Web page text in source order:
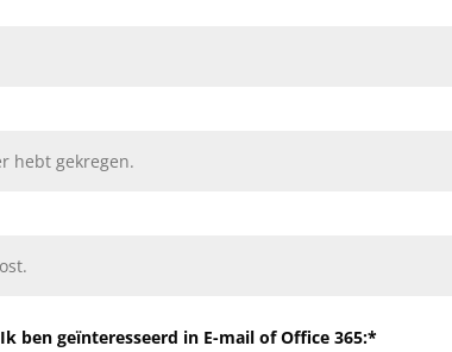
Ik ben geïnteresseerd in E-mail of Office 365:*